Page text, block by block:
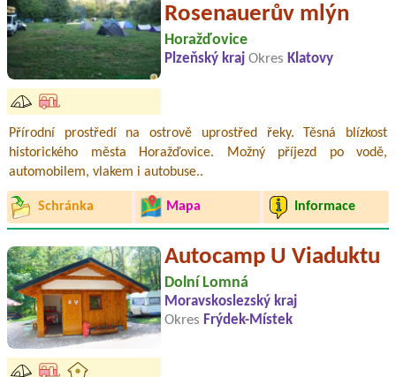
Rosenauerův mlýn
Horažďovice
Plzeňský kraj Okres Klatovy
Přírodní prostředí na ostrově uprostřed řeky. Těsná blízkost
historického města Horažďovice. Možný příjezd po vodě,
automobilem, vlakem i autobuse..
Schránka Mapa Informace
Autocamp U Viaduktu
Dolní Lomná
Moravskoslezský kraj
Okres Frýdek-Místek